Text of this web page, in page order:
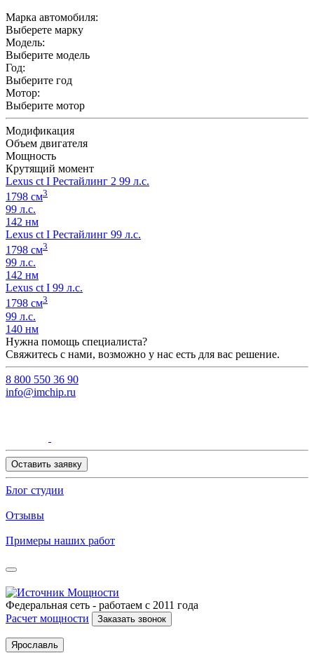
Марка автомобиля:
Выберете марку
Модель:
Выберите модель
Год:
Выберите год
Мотор:
Выберите мотор
Модификация
Объем двигателя
Мощность
Крутящий момент
Lexus ct I Рестайлинг 2 99 л.с.
1798 см3
99 л.с.
142 нм
Lexus ct I Рестайлинг 99 л.с.
1798 см3
99 л.с.
142 нм
Lexus ct I 99 л.с.
1798 см3
99 л.с.
140 нм
Нужна помощь специалиста?
Свяжитесь с нами, возможно у нас есть для вас решение.
8 800 550 36 90
info@imchip.ru
Оставить заявку
Блог студии
Отзывы
Примеры наших работ
Федеральная сеть - работаем с 2011 года
Расчет мощности
Заказать звонок
Ярославль